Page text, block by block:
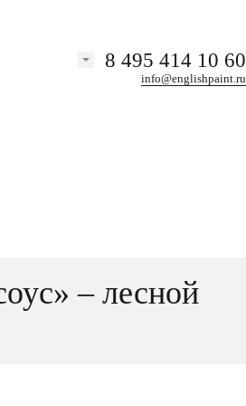
8 495 414 10 60
info@englishpaint.ru
– лесной